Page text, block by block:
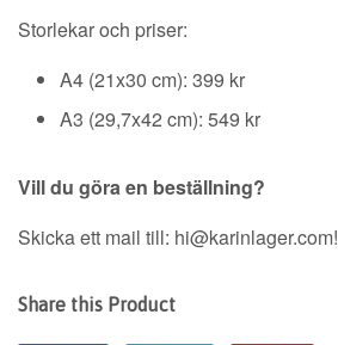
Storlekar och priser:
A4 (21x30 cm): 399 kr
A3 (29,7x42 cm): 549 kr
Vill du göra en beställning?
Skicka ett mail till: hi@karinlager.com!
Share this Product